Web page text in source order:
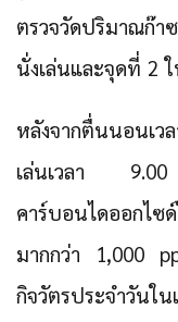
ตรวจวัดปริมาณก๊
นั่งเล่นและจุดที่ 2
หลังจากตื่นนอนเว
เล่นเวลา
คาร์บอนไดออกไ
มากกว่า 1,000
กิจวัตรประจำวันใน